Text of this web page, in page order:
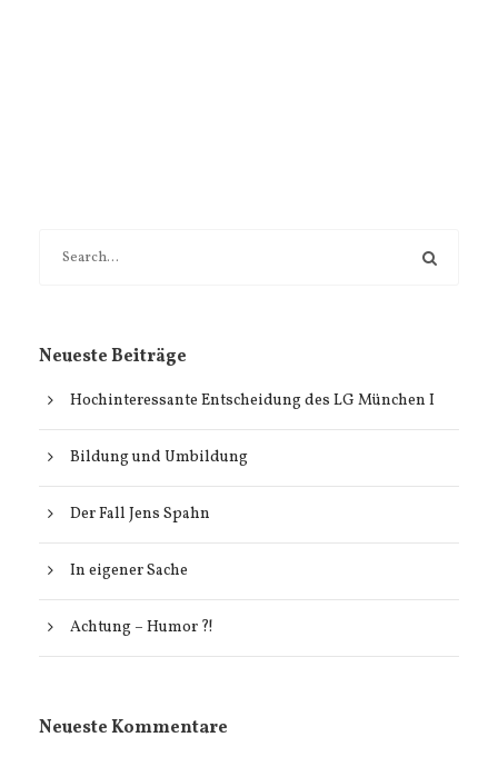
Neueste Beiträge
Hochinteressante Entscheidung des LG München I
Bildung und Umbildung
Der Fall Jens Spahn
In eigener Sache
Achtung – Humor ?!
Neueste Kommentare